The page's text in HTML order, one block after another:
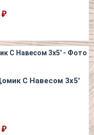
₽
С Навесом 3х5'
₽